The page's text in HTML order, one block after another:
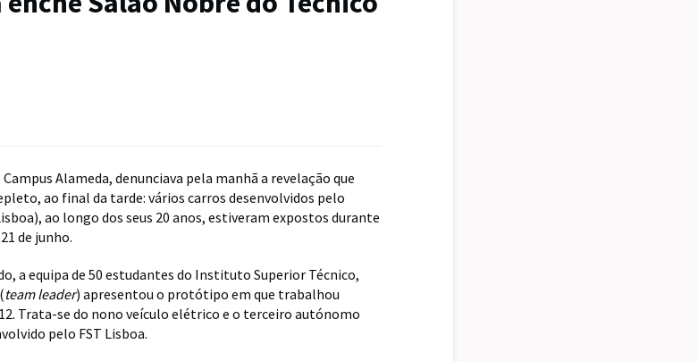
Alameda, denunciava pela manhã a revelação que
ao final da tarde: vários carros desenvolvidos pelo
ao longo dos seus 20 anos, estiveram expostos durante
de junho.
a equipa de 50 estudantes do Instituto Superior Técnico,
team leader) apresentou o protótipo em que trabalhou
Trata-se do nono veículo elétrico e o terceiro autónomo
pelo FST Lisboa.